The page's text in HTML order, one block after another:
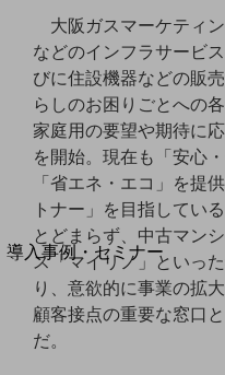
運用保守・故障紛失サポート
回線・ネットワーク
お手続き
別ウィンドウで開きます
サービスをご利用中のお客さま
導入事例・セミナー
導入事例TOP
最新の導入事例や注目の導入事例を
セミナー
大阪ガスマーケティ
などのインフラサービ
びに住設機器などの販
らしのお困りごとへの
家庭用の要望や期待に
を開始。現在も「安心
「省エネ・エコ」を提
トナー」を目指してい
とどまらず、中古マン
ス「マイリノ」といっ
り、意欲的に事業の拡
顧客接点の重要な窓口
だ。